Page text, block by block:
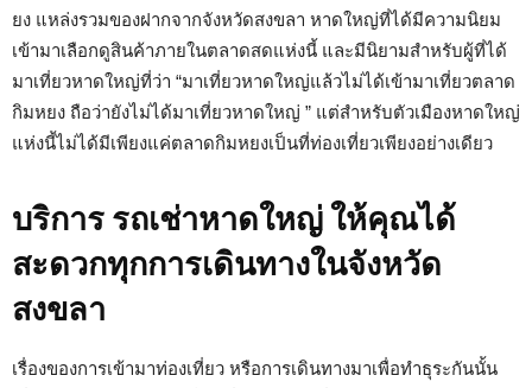
ยง แหล่งรวมของฝากจากจังหวัดสงขลา หาดใหญ่ที่ได้มีความนิยม
เข้ามาเลือกดูสินค้าภายในตลาดสดแห่งนี้ และมีนิยามสำหรับผู้ที่ได้
มาเที่ยวหาดใหญ่ที่ว่า “มาเที่ยวหาดใหญ่แล้วไม่ได้เข้ามาเที่ยวตลาด
กิมหยง ถือว่ายังไม่ได้มาเที่ยวหาดใหญ่ ” แต่สำหรับตัวเมืองหาดใหญ่
แห่งนี้ไม่ได้มีเพียงแค่ตลาดกิมหยงเป็นที่ท่องเที่ยวเพียงอย่างเดียว
บริการ รถเช่าหาดใหญ่ ให้คุณได้
สะดวกทุกการเดินทางในจังหวัด
สงขลา
เรื่องของการเข้ามาท่องเที่ยว หรือการเดินทางมาเพื่อทำธุระกันนั้น